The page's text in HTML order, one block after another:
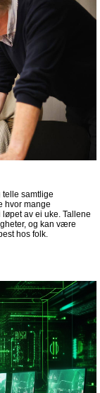
telle samtlige
hvor mange
av ei uke. Tallene
og kan være
hos folk.